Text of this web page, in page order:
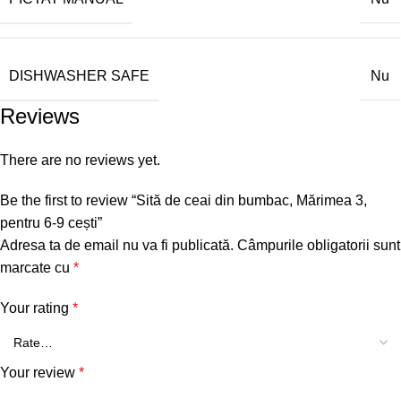
DISHWASHER SAFE Nu
Reviews
There are no reviews yet.
Be the first to review “Sită de ceai din bumbac, Mărimea 3,
pentru 6-9 cești”
Adresa ta de email nu va fi publicată. Câmpurile obligatorii sunt
marcate cu*
Your rating*
Your review*